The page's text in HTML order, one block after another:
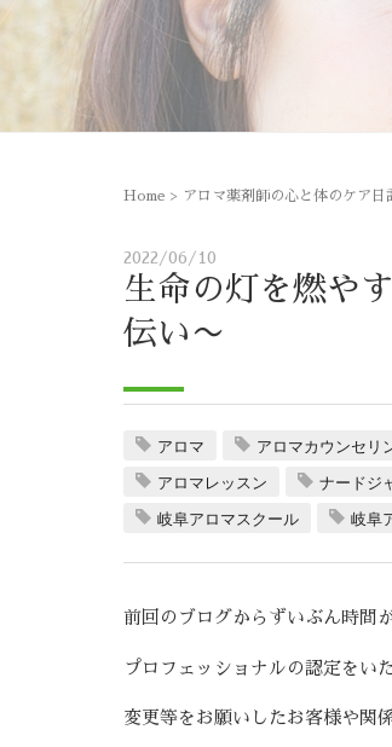
Home > アロマ薬剤師の心と体のケア日
2022/06/10
生命の灯を燃や
伝い〜
アロマ アロマカウンセリ
アロマレッスン
ナードジ
岐阜アロマスクール
岐阜
前回のブログからずいぶん時間
プロフェッショナルの認定をい
変更等をお願いしたお客様や関